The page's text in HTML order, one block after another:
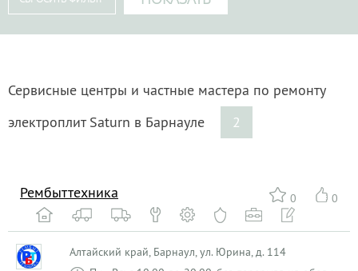
Сервисные центры и частные мастера по ремонту
электроплит Saturn в Барнауле
2
0 0
Рембыттехника
Алтайский край, Барнаул, ул. Юрина, д. 114